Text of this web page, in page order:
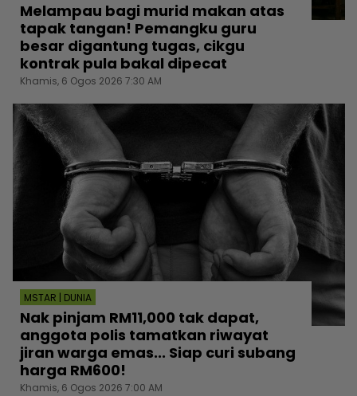
Melampau bagi murid makan atas
tapak tangan! Pemangku guru
besar digantung tugas, cikgu
kontrak pula bakal dipecat
Khamis, 6 Ogos 2026 7:30 AM
MSTAR | DUNIA
Nak pinjam RM11,000 tak dapat,
anggota polis tamatkan riwayat
jiran warga emas... Siap curi subang
harga RM600!
Khamis, 6 Ogos 2026 7:00 AM